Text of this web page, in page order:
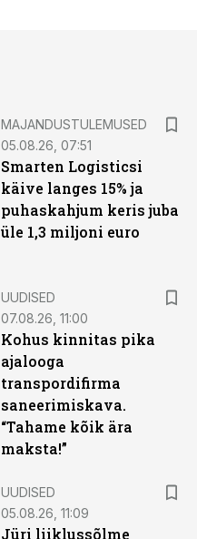
MAJANDUSTULEMUSED
05.08.26, 07:51
Smarten Logisticsi
käive langes 15% ja
puhaskahjum keris juba
üle 1,3 miljoni euro
UUDISED
07.08.26, 11:00
Kohus kinnitas pika
ajalooga
transpordifirma
saneerimiskava.
“Tahame kõik ära
maksta!”
UUDISED
05.08.26, 11:09
Jüri liiklussõlme